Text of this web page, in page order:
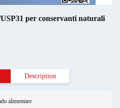
per conservanti naturali
Description
alimentare